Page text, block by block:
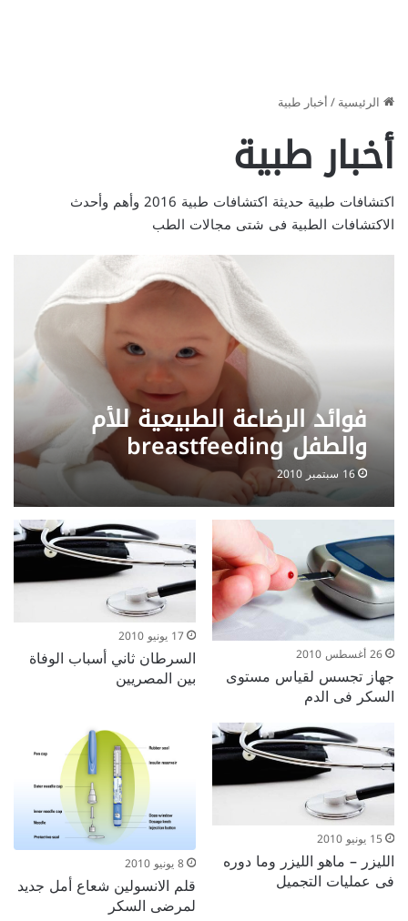
الرئيسية/أخبار طبية
أخبار طبية
اكتشافات طبية حديثة اكتشافات طبية 2016 وأهم وأحدث
الاكتشافات الطبية فى شتى مجالات الطب
فوائد الرضاعة الطبيعية للأم
والطفل breastfeeding
16 سبتمبر 2010
26 أغسطس 2010
جهاز تجسس لقياس مستوى
السكر فى الدم
17 يونيو 2010
السرطان ثاني أسباب الوفاة
بين المصريين
15 يونيو 2010
الليزر – ماهو الليزر وما دوره
فى عمليات التجميل
8 يونيو 2010
قلم الانسولين شعاع أمل جديد
لمرضى السكر